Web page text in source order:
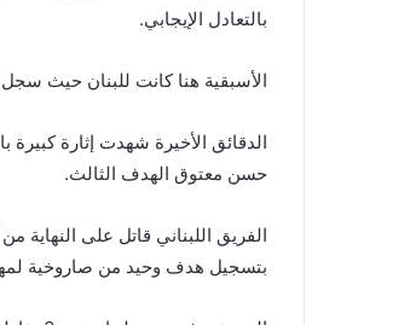
بالتعادل الإيجابي.
الأسبقية هنا كانت للبنان حيث سجل هلال الحلوة
حسن معتوق الهدف الثالث.
الفريق اللبناني قاتل على
بتسجيل هدف وحيد من صاروخية